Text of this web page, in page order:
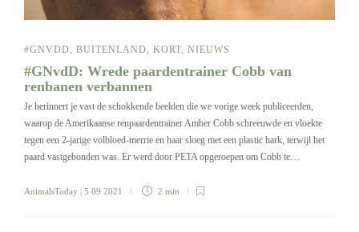
#GNVDD BUITENLAND KORT NIEUWS
#GNvdD: Wrede paardentrainer Cobb van
renbanen verbannen
Je herinnert je vast de schokkende beelden die we vorige week publiceerden,
waarop de Amerikaanse renpaardentrainer Amber Cobb schreeuwde en vloekte
tegen een 2-jarige volbloed-merrie en haar sloeg met een plastic hark, terwijl het
paard vastgebonden was. Er werd door PETA opgeroepen om Cobb te…
AnimalsToday | 5 09 2021 2 min